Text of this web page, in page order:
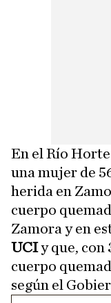
En el Río
una mujer de
herida en
cuerpo
Zamora y en
UCIy que, con
cuerpo
según el